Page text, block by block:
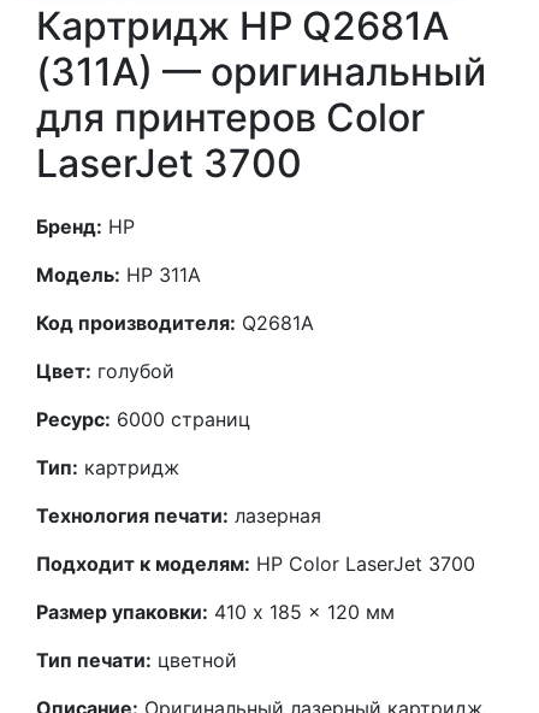
Картридж HP Q2681A
(311A) — оригинальный
для принтеров Color
LaserJet 3700
Бренд: HP
Модель: HP 311A
Код производителя: Q2681A
Цвет: голубой
Ресурс: 6000 страниц
Тип: картридж
Технология печати: лазерная
Подходит к моделям: HP Color LaserJet 3700
Размер упаковки: 410 x 185 x 120 мм
Тип печати: цветной